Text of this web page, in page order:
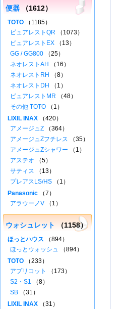
便器 （1612）
TOTO （1185）
ピュアレストQR （1073）
ピュアレストEX （13）
GG / GG800 （25）
ネオレストAH
（16）
ネオレストRH
（8）
ネオレストDH
（1）
ピュアレストMR （48）
その他 TOTO （1）
LIXIL INAX （420）
アメージュZ （364）
アメージュZフチレス （35）
アメージュZシャワー （1）
アステオ （5）
サティス （13）
プレアスLS/HS （1）
Panasonic （7）
アラウーノV （1）
ウォシュレット （1158）
ほっとハウス （894）
ほっとウォッシュ （894）
TOTO （233）
アプリコット
（173）
S2・S1 （8）
SB （31）
LIXIL INAX （31）